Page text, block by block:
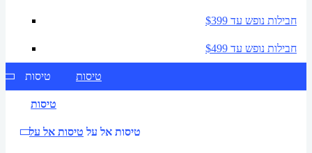
חבילות נופש עד $399
חבילות נופש עד $499
טיסות טיסות
טיסות
טיסות אל על טיסות אל על